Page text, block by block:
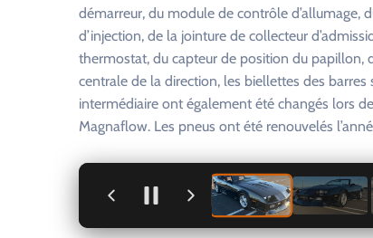
démarreur, du module de contrôle d’allumage,
d’injection, de la jointure de collecteur
thermostat, du capteur de position du papillon,
centrale de la direction, les biellettes des barres
intermédiaire ont également été changés lors
Magnaflow. Les pneus ont été renouvelés